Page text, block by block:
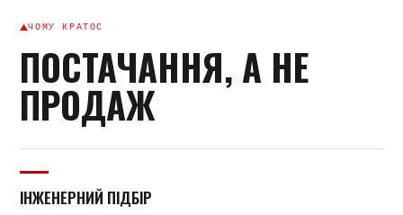
ЧОМУ КРАТОС
ПОСТАЧАННЯ, А НЕ
ПРОДАЖ
ІНЖЕНЕРНИЙ ПІДБІР